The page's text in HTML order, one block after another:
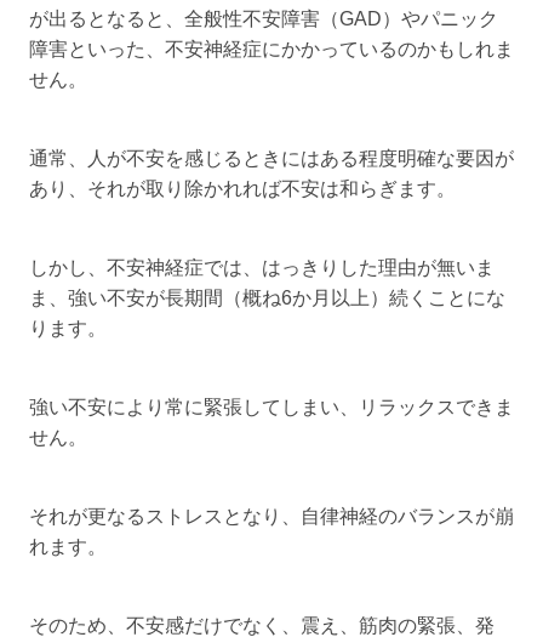
が出るとなると、全般性不安障害（GAD）やパニック
障害といった、不安神経症にかかっているのかもしれま
せん。
通常、人が不安を感じるときにはある程度明確な要因が
あり、それが取り除かれれば不安は和らぎます。
しかし、不安神経症では、はっきりした理由が無いま
ま、強い不安が長期間（概ね6か月以上）続くことにな
ります。
強い不安により常に緊張してしまい、リラックスできま
せん。
それが更なるストレスとなり、自律神経のバランスが崩
れます。
そのため、不安感だけでなく、震え、筋肉の緊張、発